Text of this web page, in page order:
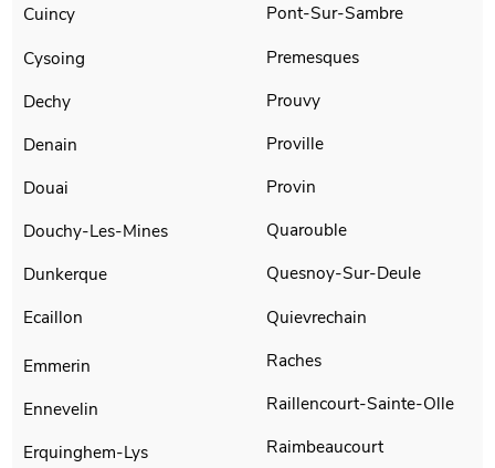
Cuincy
Cysoing
Dechy
Denain
Douai
Douchy-Les-Mines
Dunkerque
Ecaillon
Emmerin
Ennevelin
Erquinghem-Lys
Pont-Sur-Sambre
Premesques
Prouvy
Proville
Provin
Quarouble
Quesnoy-Sur-Deule
Quievrechain
Raches
Raillencourt-Sainte-Olle
Raimbeaucourt